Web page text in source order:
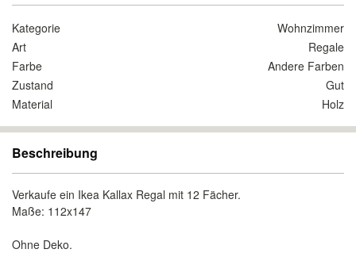
Kategorie
Wohnzimmer
Art
Regale
Farbe
Andere Farben
Zustand
Gut
Material
Holz
Beschreibung
Verkaufe ein Ikea Kallax Regal mit 12 Fächer.
Maße: 112x147
Ohne Deko.